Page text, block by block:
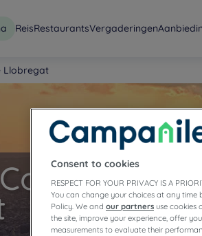
ReisRestaurantsVergaderingen
Llobregat
de
Consent to cookies
RESPECT FOR YOUR PRIVACY IS A
You can change your choices at any
Policy. We and our partners use cookies
the site, improve your experience, offer
measurements to evaluate their